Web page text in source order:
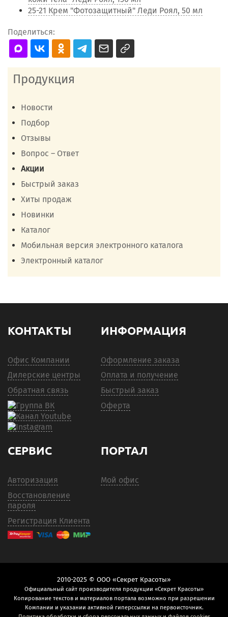
25-21 Крем "Фотозащитный" Леди Роял, 50 мл
Поделиться:
Продукция
Новости
Подбор
Отзывы
Вопрос – Ответ
Акции
Быстрый заказ
Хиты продаж
Новинки
Каталог
Мобильная версия электронного каталога
Электронный каталог
КОНТАКТЫ
Офис Компании
Дилерские центры
Обратная связь
ИНФОРМАЦИЯ
Оформление заказа
Оплата и получение
Быстрый заказ
Оферта
СЕРВИС
Авторизация
Восстановление
пароля
Регистрация Клиента
ПОРТАЛ
Мой офис
2010-2025 © ООО «Секрет Красоты»
Официальный сайт производителя продукции «Секрет Красоты»
Копирование текстов и материалов портала возможно при разрешении
Компании и указании активной гиперссылки на первоисточник.